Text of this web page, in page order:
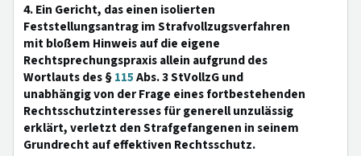
4. Ein Gericht, das einen isolierten
Feststellungsantrag im Strafvollzugsverfahren
mit bloßem Hinweis auf die eigene
Rechtsprechungspraxis allein aufgrund des
Wortlauts des §115Abs. 3 StVollzG und
unabhängig von der Frage eines fortbestehenden
Rechtsschutzinteresses für generell unzulässig
erklärt, verletzt den Strafgefangenen in seinem
Grundrecht auf effektiven Rechtsschutz.